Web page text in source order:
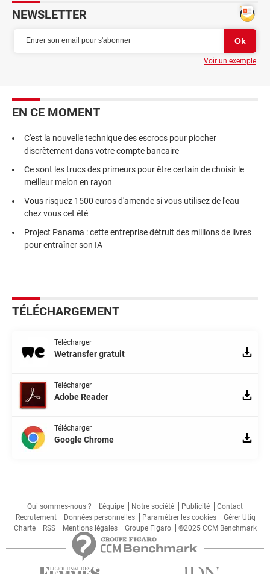
NEWSLETTER
Voir un exemple
EN CE MOMENT
C'est la nouvelle technique des escrocs pour piocher
discrètement dans votre compte bancaire
Ce sont les trucs des primeurs pour être certain de choisir le
meilleur melon en rayon
Vous risquez 1500 euros d'amende si vous utilisez de l'eau
chez vous cet été
Project Panama : cette entreprise détruit des millions de livres
pour entraîner son IA
TÉLÉCHARGEMENT
Télécharger
Wetransfer gratuit
Télécharger
Adobe Reader
Télécharger
Google Chrome
Qui sommes-nous ? L'équipe Notre société Publicité
Contact
Recrutement
Données personnelles Paramétrer les cookies
Gérer Utiq
Charte
RSS Mentions légales Groupe Figaro ©2025 CCM Benchmark